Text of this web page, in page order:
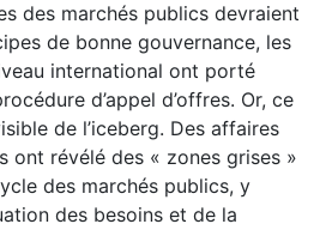
des marchés publics devraient
de bonne gouvernance, les
international ont porté
d’appel d’offres. Or, ce
de l’iceberg. Des affaires
ont révélé des « zones grises »
des marchés publics, y
des besoins et de la